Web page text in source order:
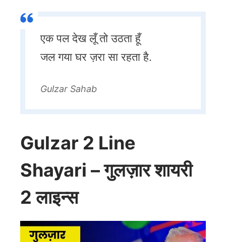
एक पल देख लूँ तो उठता हूँ
जल गया घर ज़रा सा रहता है.
Gulzar Sahab
Gulzar 2 Line
Shayari – गुलज़ार शायरी
2 लाइन्स